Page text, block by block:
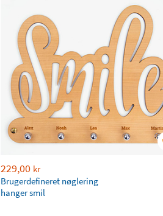
229,00 kr
Brugerdefineret nøglering
hanger smil